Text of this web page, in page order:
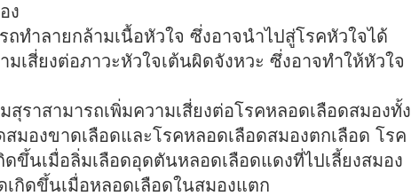
ง
ถทำลายกล้ามเนื้อหัวใจ ซึ่งอาจนำไปสู่โรคหัวใจได้
เสี่ยงต่อภาวะหัวใจเต้นผิดจังหวะ ซึ่งอาจทำให้หัวใจ
สุราสามารถเพิ่มความเสี่ยงต่อโรคหลอดเลือดสมองทั้ง
มองขาดเลือดและโรคหลอดเลือดสมองตกเลือด โรค
ดขึ้นเมื่อลิ่มเลือดอุดตันหลอดเลือดแดงที่ไปเลี้ยงสมอง
เกิดขึ้นเมื่อหลอดเลือดในสมองแตก